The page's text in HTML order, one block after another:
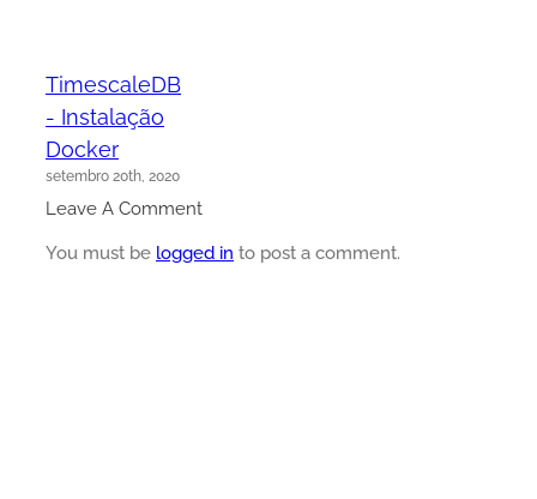
TimescaleDB
- Instalação
Docker
setembro 20th, 2020
Leave A Comment
You must be logged in to post a comment.